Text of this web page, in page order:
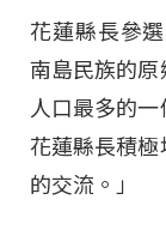
花蓮縣長參
南島民族的
人口最多的
花蓮縣長積
的交流。」